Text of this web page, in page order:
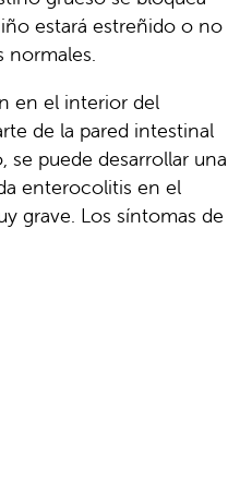
estará estreñido o no
normales.
en el interior del
de la pared intestinal
se puede desarrollar una
enterocolitis en el
grave. Los síntomas de